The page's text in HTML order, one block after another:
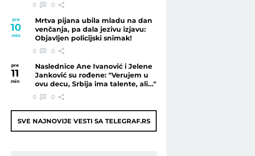
0 0
pre
10
min
Mrtva pijana ubila mladu na dan
venčanja, pa dala jezivu izjavu:
Objavljen policijski snimak!
0 0
pre
11
min
Naslednice Ane Ivanović i Jelene
Janković su rođene: "Verujem u
ovu decu, Srbija ima talente, ali..."
0 0
SVE NAJNOVIJE VESTI SA TELEGRAF.RS